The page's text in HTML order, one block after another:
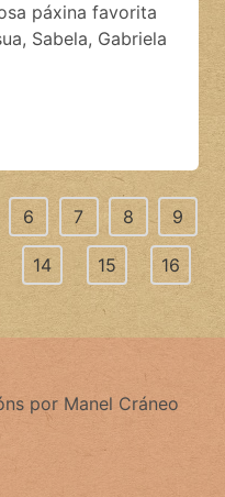
páxina favorita
Sabela, Gabriela
6 7 8 9
14 15 16
por Manel Cráneo